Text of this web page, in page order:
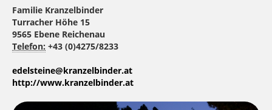
Familie Kranzelbinder
Turracher Höhe 15
9565 Ebene Reichenau
Telefon: +43 (0)4275/8233
edelsteine@kranzelbinder.at
http://www.kranzelbinder.at